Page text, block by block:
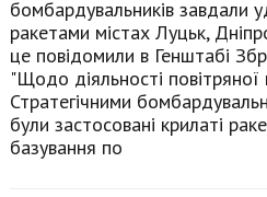
бомбардувальників завдали
ракетами містах Луцьк,
це повідомили в Генштабі
"Щодо діяльності
Стратегічними
були застосовані крилаті
базування по